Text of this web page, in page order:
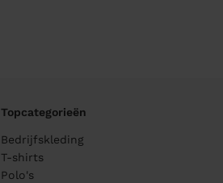
Topcategorieën
Bedrijfskleding
T-shirts
Polo's